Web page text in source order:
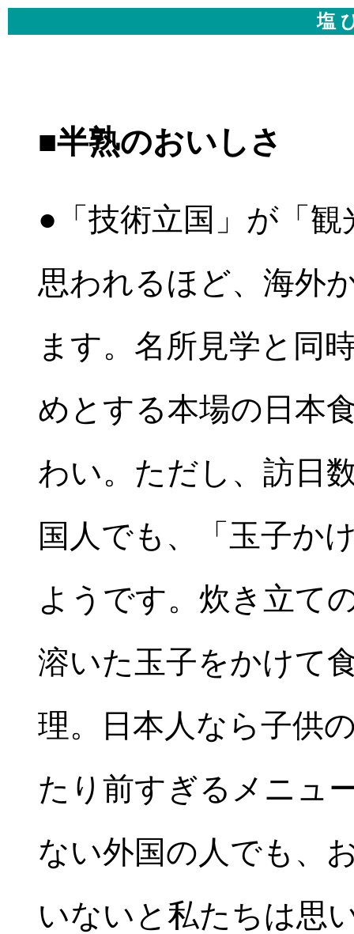
塩
■半熟のおいしさ
●「技術立国」が「
思われるほど、海外
ます。名所見学と同
めとする本場の日本
わい。ただし、訪日
国人でも、「玉子か
ようです。炊き立て
溶いた玉子をかけて
理。日本人なら子供
たり前すぎるメニュ
ない外国の人でも、
いないと私たちは思